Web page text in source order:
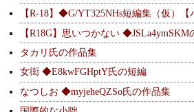
【R-18】◆G/YT325NHs短編集（仮）【
【R18G】思いつかない ◆JSLa4ymSKM
タカリ氏の作品集
女衒 ◆E8kwFGHptY氏の短編
なつしお ◆myjeheQZSo氏の作品集